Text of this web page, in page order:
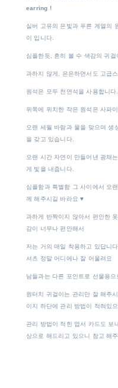
earring !
실버 고유의 은빛과 푸른 계열의
이 입니다.
심플한듯, 흔히 볼 수 색감의 귀걸
과하지 않게, 은은하면서도 고급
원석은 모두 천연석을 사용합니다.
위쪽에 위치한 작은 원석은 사파
오랜 세월 바람과 물을 맞으며 생
을 갖고 있습니다.
오랜 시간 자연이 만들어낸 광채
게 빛을 내줍니다.
심플함과 특별함 그 사이에서 오
께 해주시길 바라요♥
과하게 반짝이지 않아서 편안한
감이 너무나 편안해서
저는 거의 매일 착용하고 있답니
셔츠 정말 어디에나 잘 어울려요
남들과는 다른 포인트로 선물용
원터치 귀걸이는 관리만 잘 해주
이지 하단에 관리 방법이 적혀있으
관리 방법이 적힌 엽서 카드도 보
상으로 해드리고 있으니 참고 해